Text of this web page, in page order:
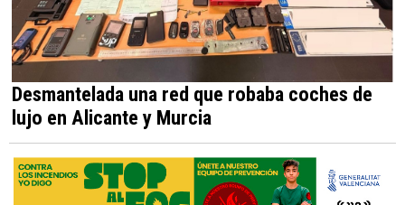
Desmantelada una red que robaba coches de
lujo en Alicante y Murcia